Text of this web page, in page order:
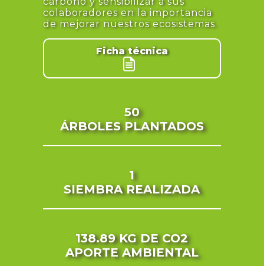
colaboradores en la importancia
de mejorar nuestros ecosistemas.
Ficha técnica
50
ÁRBOLES PLANTADOS
1
SIEMBRA REALIZADA
138.89 KGDE CO2
APORTE AMBIENTAL